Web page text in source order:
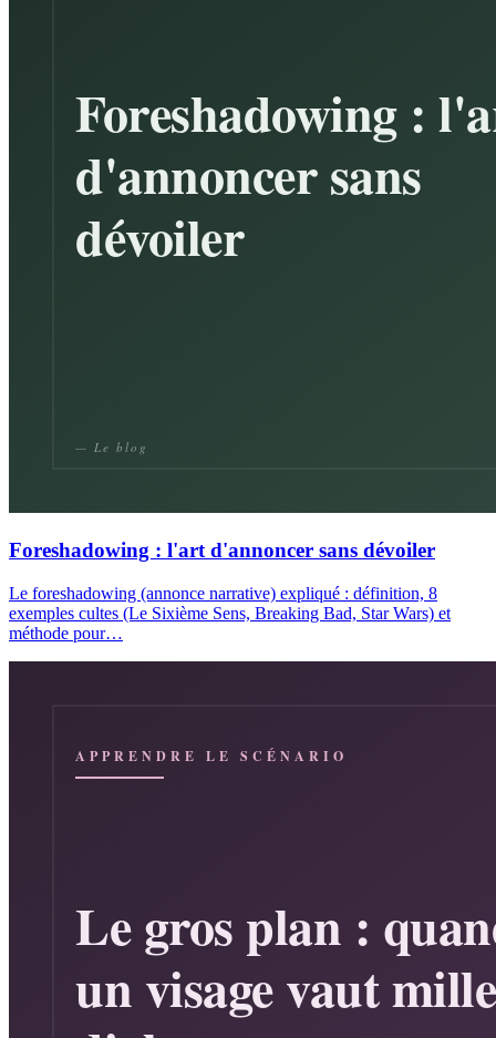
Foreshadowing : l'art d'annoncer sans dévoiler
Le foreshadowing (annonce narrative) expliqué : définition, 8
exemples cultes (Le Sixième Sens, Breaking Bad, Star Wars) et
méthode pour…